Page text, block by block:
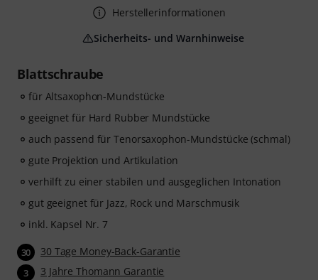
Blattschraube
für Altsaxophon-Mundstücke
geeignet für Hard Rubber Mundstücke
auch passend für Tenorsaxophon-Mundstücke (schmal)
gute Projektion und Artikulation
verhilft zu einer stabilen und ausgeglichen Intonation
gut geeignet für Jazz, Rock und Marschmusik
inkl. Kapsel Nr. 7
30 30 Tage Money-Back-Garantie
3 3 Jahre Thomann Garantie
Herstellerinformationen
Sicherheits- und Warnhinweise